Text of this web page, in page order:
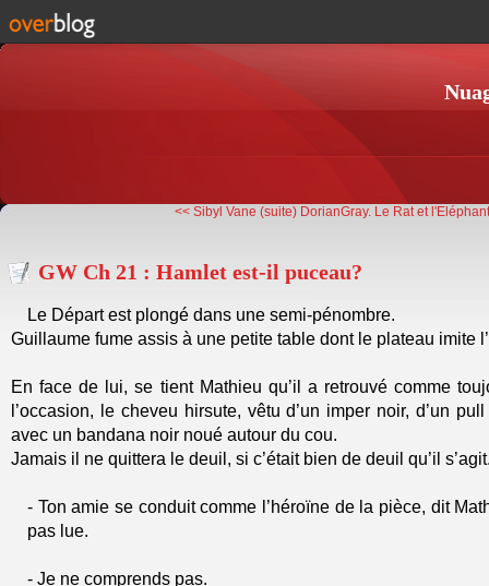
<< Sibyl Vane (suite) DorianGray. Le Rat et
GW Ch 21 : Hamlet est-il puceau?
Le Départ est plongé dans une semi-pénombre.
Guillaume fume assis à une petite table dont le plateau imite
En face de lui, se tient Mathieu qu’il a retrouvé comme
l’occasion, le cheveu hirsute, vêtu d’un imper noir, d’un
avec un bandana noir noué autour du cou.
Jamais il ne quittera le deuil, si c’était bien de deuil qu’il
- Ton amie se conduit comme l’héroïne de la pièce, dit
pas lue.
- Je ne comprends pas.